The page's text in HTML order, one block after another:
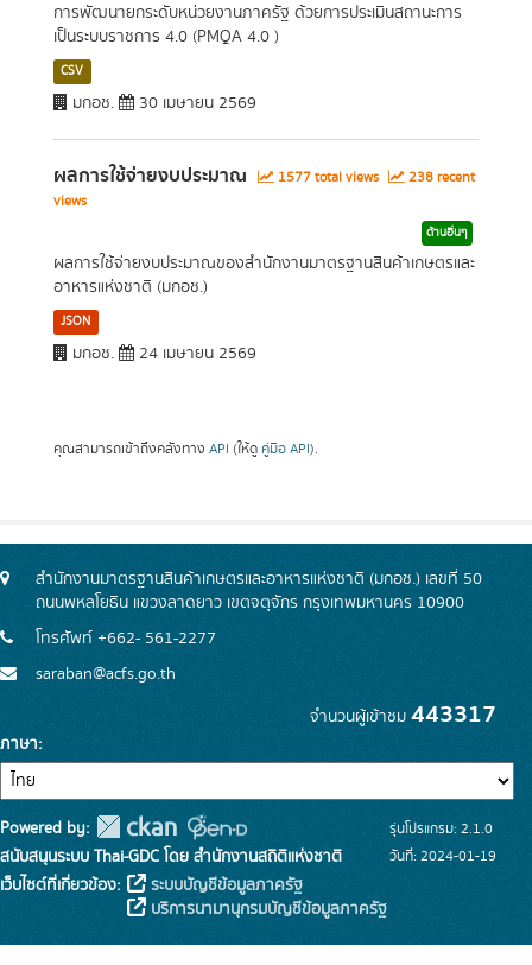
การพัฒนายกระดับหน่วยงานภาครัฐ ด้วยการประเมินสถานะการ
เป็นระบบราชการ 4.0 (PMQA 4.0 )
CSV
มกอช. 30 เมษายน 2569
ผลการใช้จ่ายงบประมาณ 1577 total views
238 recent
views
ด้านอื่นๆ
ผลการใช้จ่ายงบประมาณของสำนักงานมาตรฐานสินค้าเกษตรและ
อาหารแห่งชาติ (มกอช.)
JSON
มกอช. 24 เมษายน 2569
คุณสามารถเข้าถึงคลังทาง API (ให้ดู คู่มือ API).
สำนักงานมาตรฐานสินค้าเกษตรและอาหารแห่งชาติ (มกอช.) เลขที่ 50
ถนนพหลโยธิน แขวงลาดยาว เขตจตุจักร กรุงเทพมหานคร 10900
โทรศัพท์ +662- 561-2277
saraban@acfs.go.th
จำนวนผู้เข้าชม 443317
ภาษา
Powered by:
สนับสนุนระบบ Thai-GDC โดย สำนักงานสถิติแห่งชาติ
เว็บไซต์ที่เกี่ยวข้อง:
ระบบบัญชีข้อมูลภาครัฐ
บริการนามานุกรมบัญชีข้อมูลภาครัฐ
รุ่นโปรแกรม: 2.1.0
วันที่: 2024-01-19